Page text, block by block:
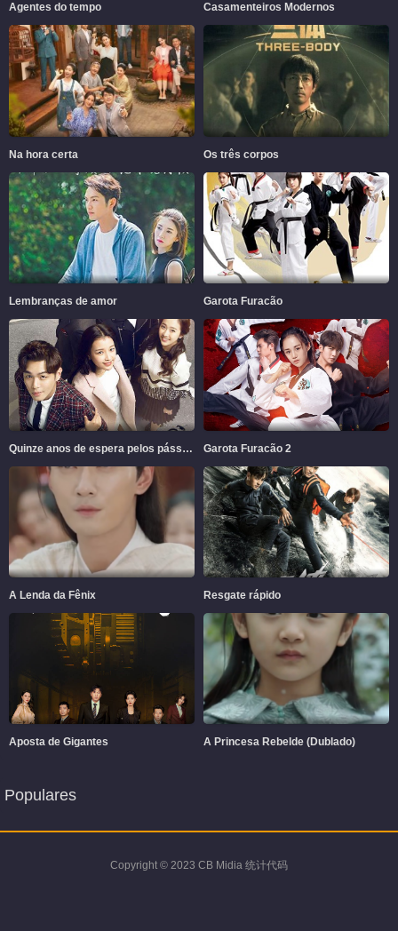
Agentes do tempo Casamenteiros Modernos
Na hora certa Os três corpos
Lembranças de amor Garota Furacão
Quinze anos de espera pelos pássaros migratórios Garota Furacão 2
A Lenda da Fênix Resgate rápido
Aposta de Gigantes A Princesa Rebelde (Dublado)
Populares
Copyright © 2023 CB Midia 统计代码